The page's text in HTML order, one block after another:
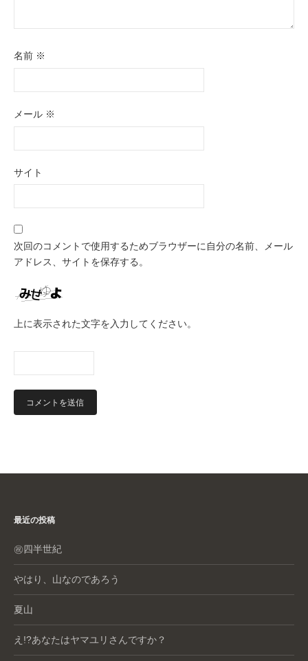
名前 ※
メール ※
サイト
次回のコメントで使用するためブラウザーに自分の名前、メール
アドレス、サイトを保存する。
上に表示された文字を入力してください。
最近の投稿
㊗️四半世紀
やはり、山なのであろう
夏山
え!?あなたはヤマユリさんですか？